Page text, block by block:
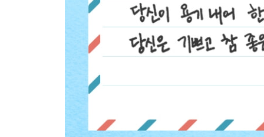
_나는 공부할 수 없었다4. 이우근 이야기
_우리에게 축복처럼 쏟아진 ‘공부할 기회’
Beyond Story 그들의 뒷이야기
_보약 한 첩을 버리는 순간, 엄마의 마음도 함께 버
_아버지가 벌어오신 돈의 의미